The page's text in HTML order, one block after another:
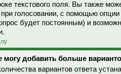
текстового поля. Вы также
голосовании, с помощью
будет постоянным) и
могу добавить больше
вариантов ответа